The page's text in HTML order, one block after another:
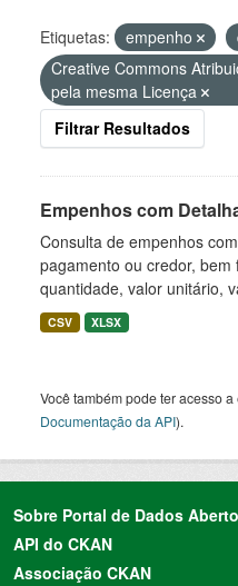
Etiquetas: empenho
Creative Commons
pela mesma Licença
Filtrar Resultados
Empenhos com
Consulta de empenhos
pagamento ou credor,
quantidade, valor unitário,
CSV XLSX
Você também pode ter acesso
Documentação da API).
Sobre Portal de Dados
API do CKAN
Associação CKAN